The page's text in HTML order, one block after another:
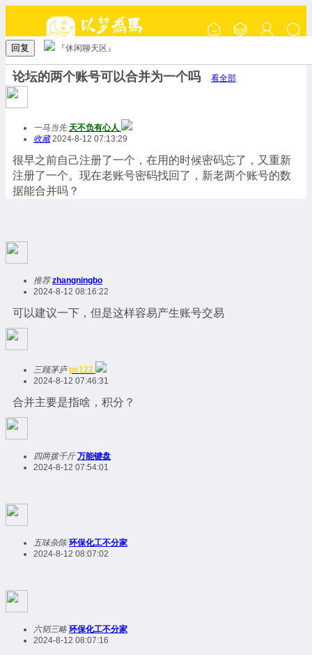
回复 『休闲聊天区』
论坛的两个账号可以合并为一个吗 看全部
一马当先 天不负有心人
收藏2024-8-12 07:13:29
很早之前自己注册了一个，在用的时候密码忘了，又重新
注册了一个。现在老账号密码找回了，新老两个账号的数
据能合并吗？
推荐zhangningbo
2024-8-12 08:16:22
可以建议一下，但是这样容易产生账号交易
三顾茅庐 ps122
2024-8-12 07:46:31
合并主要是指啥，积分？
四两拨千斤 万能键盘
2024-8-12 07:54:01
五味杂陈 环保化工不分家
2024-8-12 08:07:02
六韬三略 环保化工不分家
2024-8-12 08:07:16